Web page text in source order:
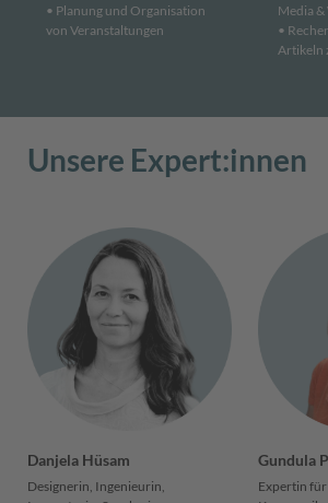
• Planung und Organisation
von Veranstaltungen
Media
•
Artikeln
Unsere Expert:innen
Danjela Hüsam
Designerin, Ingenieurin,
Gundula
Expertin